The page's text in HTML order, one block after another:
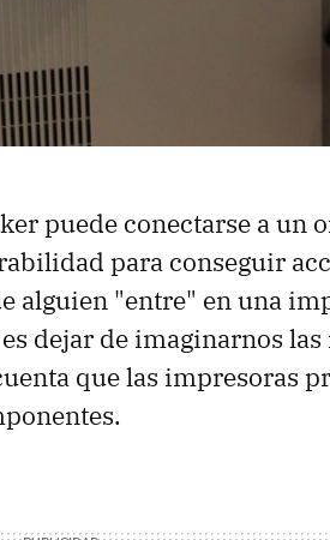
puede conectarse a un
para conseguir
alguien "entre" en una
dejar de imaginarnos
que las impresoras